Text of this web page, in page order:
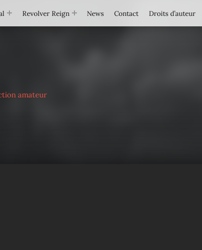
Revolver Reign News Contact Droits d’auteur
amateur